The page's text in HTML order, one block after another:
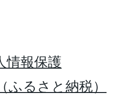
情報保護
ふるさと納税）